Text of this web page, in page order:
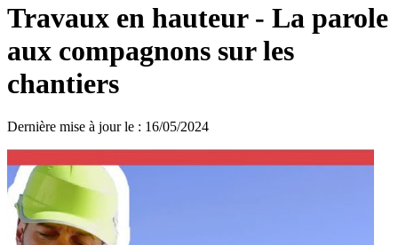
Travaux en hauteur - La parole
aux compagnons sur les
chantiers
Dernière mise à jour le : 16/05/2024